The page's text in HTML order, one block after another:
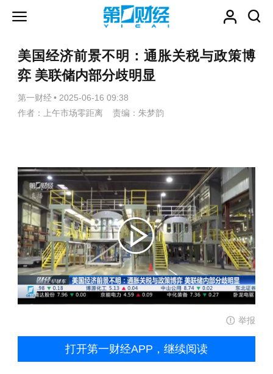
美国经济前景不明：通胀关税与政策博
弈 美联储内部分歧明显
第一财经 • 2025-06-16 09:38
作者：上午市场零距离 责编：朱梦韵
举报
打开第一财经APP，继续阅读